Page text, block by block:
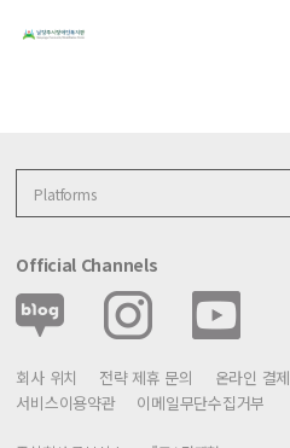
Official Channels
회사 위치 전략 제휴 문의 온라인 결제
서비스이용약관
이메일무단수집거부